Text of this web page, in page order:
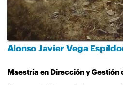
Alonso Javier Vega
Maestría en Dirección y Gestión